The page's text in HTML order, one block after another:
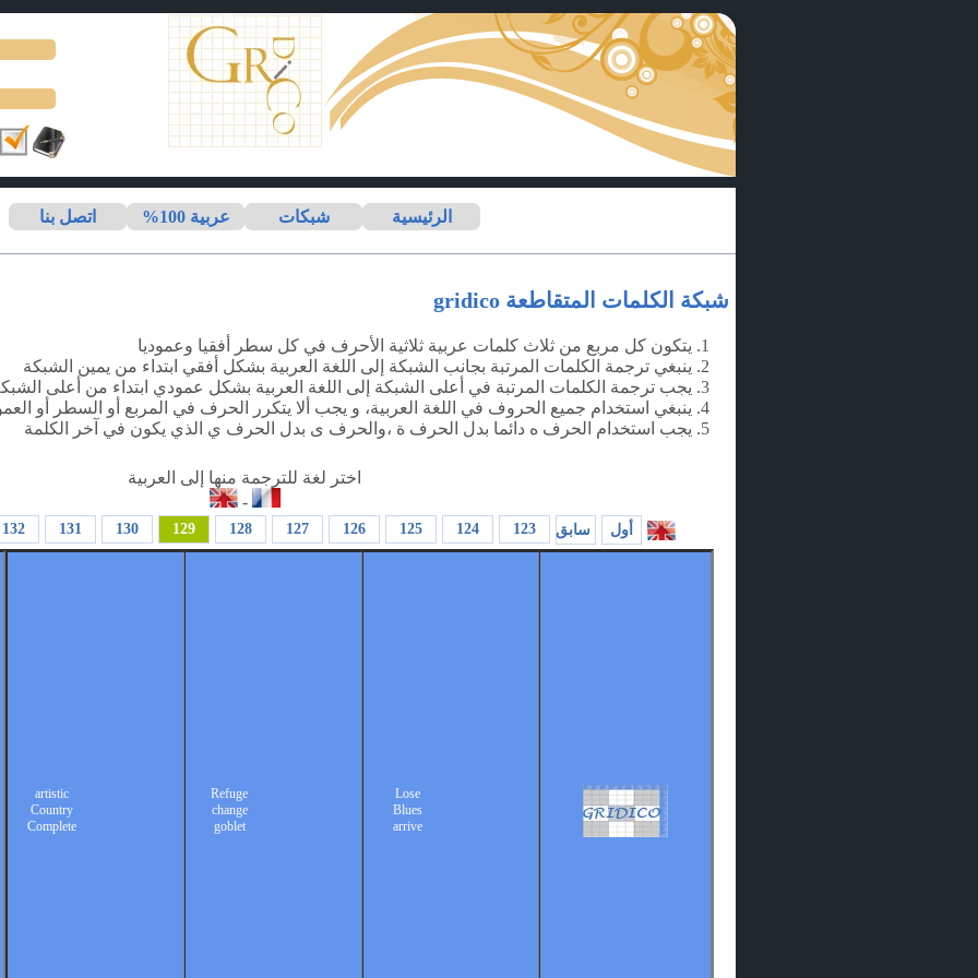
اتصل بنا عربية 100% شبكات الرئيسية
شبكة الكلمات المتقاطعة gridico
يتكون كل مربع من ثلاث كلمات عربية ثلاثية الأحرف في كل سطر أفقيا وعموديا
ينبغي ترجمة الكلمات المرتبة بجانب الشبكة إلى اللغة العربية بشكل أفقي ابتداء من يمين الشبكة
يجب ترجمة الكلمات المرتبة في أعلى الشبكة إلى اللغة العربية بشكل عمودي ابتداء من أعلى
ينبغي استخدام جميع الحروف في اللغة العربية، و يجب ألا يتكرر الحرف في المربع أو السطر أو
يجب استخدام الحرف ه دائما بدل الحرف ة ،والحرف ى بدل الحرف ي الذي يكون في آخر الكلمة
اختر لغة للترجمة منها إلى العربية
-
أول سابق 123
124
125
126
127
128
129
130
131
132
Lose
Blues
arrive
Refuge
change
goblet
artistic
Country
Complete